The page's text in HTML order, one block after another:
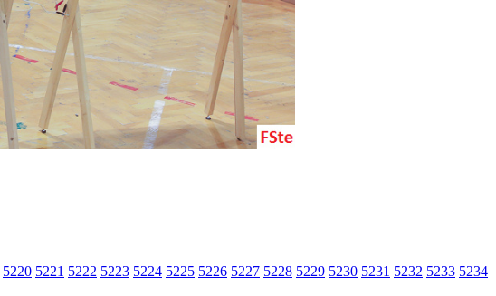
5220 5221 5222 5223 5224 5225 5226 5227 5228 5229 5230 5231 5232 5233 5234